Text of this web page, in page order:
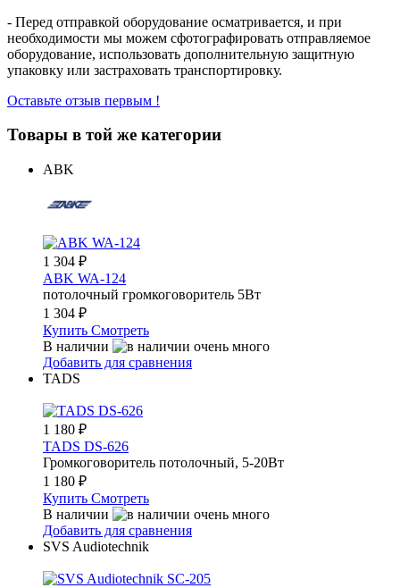
- Перед отправкой оборудование осматривается, и при
необходимости мы можем сфотографировать отправляемое
оборудование, использовать дополнительную защитную
упаковку или застраховать транспортировку.
Оставьте отзыв первым !
Товары в той же категории
ABK
1 304 ₽
ABK WA-124
потолочный громкоговоритель 5Вт
1 304 ₽
Купить Смотреть
В наличии
Добавить для сравнения
TADS
1 180 ₽
TADS DS-626
Громкоговоритель потолочный, 5-20Вт
1 180 ₽
Купить Смотреть
В наличии
Добавить для сравнения
SVS Audiotechnik